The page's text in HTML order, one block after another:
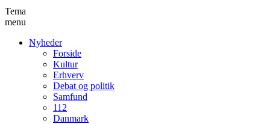
Tema
menu
Nyheder
Forside
Kultur
Erhverv
Debat og politik
Samfund
112
Danmark